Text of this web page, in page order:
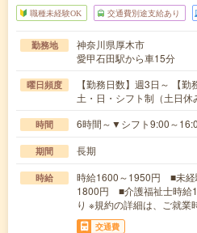
職種未経験OK 交通費別途支給あり
勤務地
神奈川県厚木市
愛甲石田駅から車15分
曜日頻度
【勤務日数】週3日～ 【
土・日・シフト制（土日休
時間 6時間～▼シフト9:00～
期間 長期
時給
時給1600～1950円 ■未
1800円 ■介護福祉士時
り ※規約の詳細は、ご就
交通費